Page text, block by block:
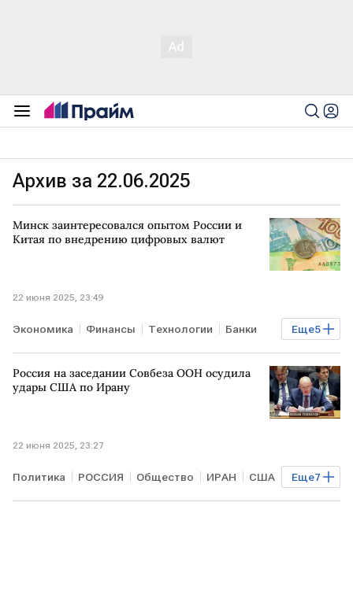
Архив за 22.06.2025
Минск заинтересовался опытом России и
Китая по внедрению цифровых валют
22 июня 2025, 23:49
Еще5
Экономика Финансы Технологии Банки
МИНСК БЕЛОРУССИЯ КИТАЙ
Роман Головченко
Россия на заседании Совбеза ООН осудила
удары США по Ирану
22 июня 2025, 23:27
Еще7
Политика РОССИЯ Общество ИРАН США
ВАШИНГТОН Василий Небензя